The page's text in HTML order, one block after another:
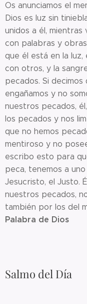
Os anunciamos el
Dios es luz sin
unidos a él, mientras
con palabras y
que él está en la luz,
con otros, y la
pecados. Si
engañamos y no
nuestros pecados,
los pecados y nos
que no hemos
mentiroso y no
escribo esto para
peca, tenemos a
Jesucristo, el Justo.
nuestros pecados,
también por los del
Palabra de Dios
Salmo del Día